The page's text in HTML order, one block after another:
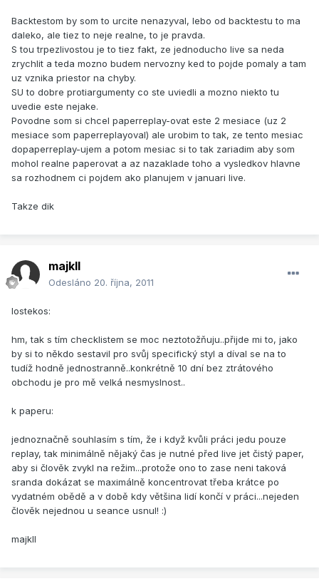
Backtestom by som to urcite nenazyval, lebo od backtestu to ma
daleko, ale tiez to neje realne, to je pravda.
S tou trpezlivostou je to tiez fakt, ze jednoducho live sa neda
zrychlit a teda mozno budem nervozny ked to pojde pomaly a tam
uz vznika priestor na chyby.
SU to dobre protiargumenty co ste uviedli a mozno niekto tu
uvedie este nejake.
Povodne som si chcel paperreplay-ovat este 2 mesiace (uz 2
mesiace som paperreplayoval) ale urobim to tak, ze tento mesiac
dopaperreplay-ujem a potom mesiac si to tak zariadim aby som
mohol realne paperovat a az nazaklade toho a vysledkov hlavne
sa rozhodnem ci pojdem ako planujem v januari live.
Takze dik
majkll
Odesláno 20. října, 2011
lostekos:
hm, tak s tím checklistem se moc neztotožňuju..přijde mi to, jako
by si to někdo sestavil pro svůj specifický styl a díval se na to
tudíž hodně jednostranně..konkrétně 10 dní bez ztrátového
obchodu je pro mě velká nesmyslnost..
k paperu:
jednoznačně souhlasím s tím, že i když kvůli práci jedu pouze
replay, tak minimálně nějaký čas je nutné před live jet čistý paper,
aby si člověk zvykl na režim...protože ono to zase neni taková
sranda dokázat se maximálně koncentrovat třeba krátce po
vydatném obědě a v době kdy většina lidí končí v práci...nejeden
člověk nejednou u seance usnul! :)
majkll